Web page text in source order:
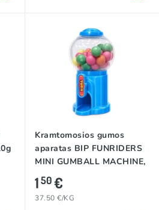
Kramtomosios gumos
aparatas BIP FUNRIDERS
MINI GUMBALL MACHINE,
40g
150€
37.50 €/KG